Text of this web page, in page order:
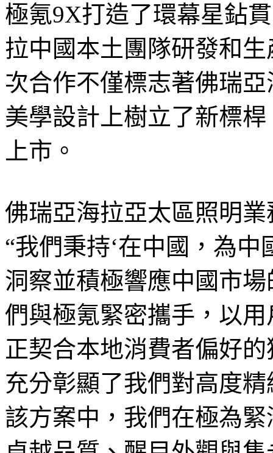
極氪9X打造了環幕星鉆
拉中國本土團隊研發和
次合作不僅標志著佛瑞
美學設計上樹立了新標
上市。
佛瑞亞海拉亞太區照明業
“我們秉持‘在中國，為
洞察並積極響應中國市
們與極氪緊密攜手，以
正契合本地消費者偏好
充分彰顯了我們對高度
該方案中，我們在極為